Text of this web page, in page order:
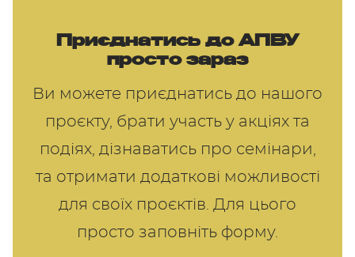
Приєднатись до АПВУ
просто зараз
Ви можете приєднатись до нашого
проєкту, брати участь у акціях та
подіях, дізнаватись про семінари,
та отримати додаткові можливості
для своїх проєктів. Для цього
просто заповніть форму.